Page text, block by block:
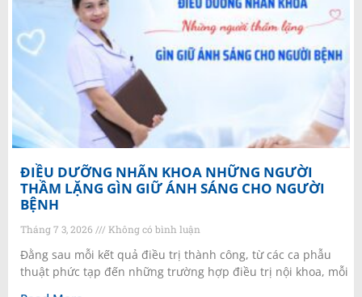
ĐIỀU DƯỠNG NHÃN KHOA NHỮNG NGƯỜI
THẦM LẶNG GÌN GIỮ ÁNH SÁNG CHO NGƯỜI
BỆNH
Tháng 7 3, 2026 Không có bình luận
Đằng sau mỗi kết quả điều trị thành công, từ các ca phẫu
thuật phức tạp đến những trường hợp điều trị nội khoa, mỗi